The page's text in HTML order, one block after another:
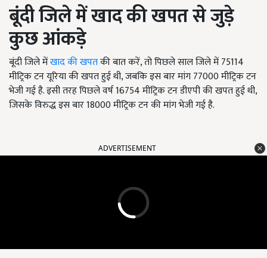
बूंदी जिले में खाद की खपत से जुड़े
कुछ आंकड़े
बूंदी जिले मेंखाद की खपतकी बात करें, तो पिछले साल जिले में 75114
मीट्रिक टन यूरिया की खपत हुई थी, जबकि इस बार मांग 77000 मीट्रिक टन
भेजी गई है. इसी तरह पिछले वर्ष 16754 मीट्रिक टन डीएपी की खपत हुई थी,
जिसके विरुद्ध इस बार 18000 मीट्रिक टन की मांग भेजी गई है.
ADVERTISEMENT